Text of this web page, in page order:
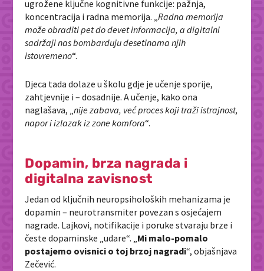
ugrožene ključne kognitivne funkcije: pažnja,
koncentracija i radna memorija. „Radna memorija
može obraditi pet do devet informacija, a digitalni
sadržaji nas bombarduju desetinama njih
istovremeno“.
Djeca tada dolaze u školu gdje je učenje sporije,
zahtjevnije i – dosadnije. A učenje, kako ona
naglašava, „nije zabava, već proces koji traži istrajnost,
napor i izlazak iz zone komfora“.
Dopamin, brza nagrada i
digitalna zavisnost
Jedan od ključnih neuropsiholoških mehanizama je
dopamin – neurotransmiter povezan s osjećajem
nagrade. Lajkovi, notifikacije i poruke stvaraju brze i
česte dopaminske „udare“. „Mi malo-pomalo
postajemo ovisnici o toj brzoj nagradi“, objašnjava
Zečević.